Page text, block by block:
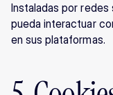
Instaladas por redes
pueda interactuar
en sus plataformas.